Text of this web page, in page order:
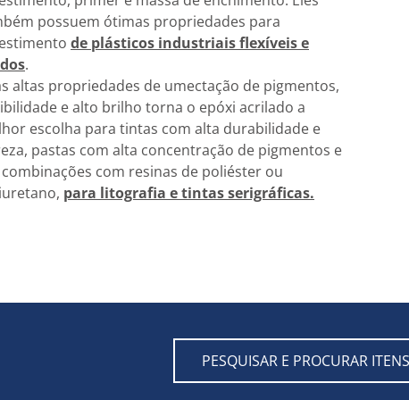
possuem ótimas propriedades para
de plásticos industriais flexíveis e
.
altas propriedades de umectação de pigmentos,
e alto brilho torna o epóxi acrilado a
escolha para tintas com alta durabilidade e
pastas com alta concentração de pigmentos e
com resinas de poliéster ou
para litografia e tintas serigráficas.
PESQUISAR E PROCURAR